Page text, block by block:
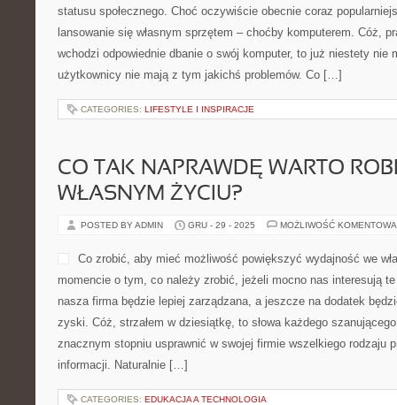
statusu społecznego. Choć oczywiście obecnie coraz
lansowanie się własnym sprzętem – choćby komputerem. Cóż,
wchodzi odpowiednie dbanie o swój komputer, to już niestety nie
użytkownicy nie mają z tym jakichś problemów. Co […]
CATEGORIES: LIFESTYLE I INSPIRACJE
CO TAK NAPRAWDĘ WARTO
WŁASNYM ŻYCIU?
POSTED BY ADMIN GRU - 29 - 2025 MOŻLIWOŚĆ
Co zrobić, aby mieć możliwość powiększyć wydajność we
momencie o tym, co należy zrobić, jeżeli mocno nas interesują
nasza firma będzie lepiej zarządzana, a jeszcze na dodatek
zyski. Cóż, strzałem w dziesiątkę, to słowa każdego
znacznym stopniu usprawnić w swojej firmie wszelkiego rodzaju
informacji. Naturalnie […]
CATEGORIES: EDUKACJA A TECHNOLOGIA